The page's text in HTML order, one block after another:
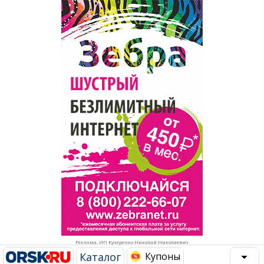
Реклама. ИП Кучеренко Николай Николаевич
Каталог Купоны
Рестораны, кафе, бары
Развлечения и отдых
Спорт Фитнес
Недвижимость
Красота Косметология
Торговля
Бизнес и финансы
Юристы, Экспертиза, Страхование
Ремонт
Социальные организации
Это интересно
Администрация
Популярное →